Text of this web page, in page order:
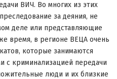
ВИЧ. Во многих из этих
за деяния, не
деле или представляющие
время, в регионе ВЕЦА очень
которые занимаются
с криминализацией передачи
люди и их близкие